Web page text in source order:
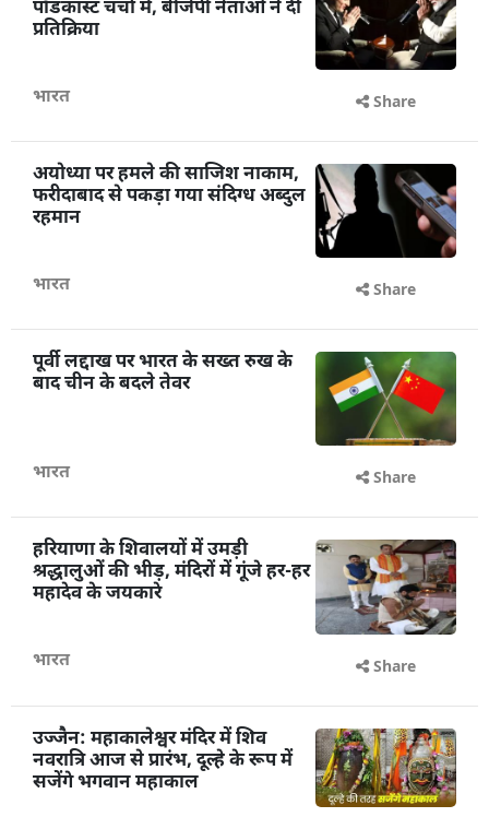
पॉडकास्ट चर्चा में, बीजेपी नेताओं ने दी
प्रतिक्रिया
भारत Share
अयोध्या पर हमले की साजिश नाकाम,
फरीदाबाद से पकड़ा गया संदिग्ध अब्दुल
रहमान
भारत Share
पूर्वी लद्दाख पर भारत के सख्त रुख के
बाद चीन के बदले तेवर
भारत Share
हरियाणा के शिवालयों में उमड़ी
श्रद्धालुओं की भीड़, मंदिरों में गूंजे हर-हर
महादेव के जयकारे
भारत Share
उज्जैन: महाकालेश्वर मंदिर में शिव
नवरात्रि आज से प्रारंभ, दूल्हे के रूप में
सजेंगे भगवान महाकाल